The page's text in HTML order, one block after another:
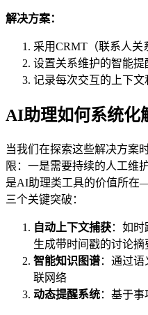
解决方案：
采用CRMT（联系人关
设置关系维护的智能提
记录每次交互的上下文
AI助理如何系统化
当我们在探索这些解决方案
限：一是需要持续的人工维
是AI助理类工具的价值所
三个关键突破：
自动上下文捕获：如时
生成带时间戳的讨论
智能知识图谱：通过
联网络
动态提醒系统：基于